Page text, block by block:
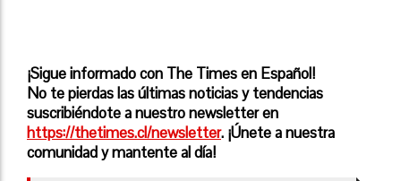
¡Sigue informado con The Times en Español!
No te pierdas las últimas noticias y tendencias
suscribiéndote a nuestro newsletter en
https://thetimes.cl/newsletter. ¡Únete a nuestra
comunidad y mantente al día!